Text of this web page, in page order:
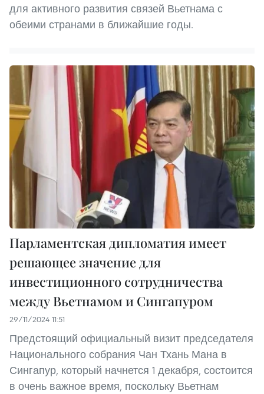
для активного развития связей Вьетнама с
обеими странами в ближайшие годы.
Парламентская дипломатия имеет
решающее значение для
инвестиционного сотрудничества
между Вьетнамом и Сингапуром
29/11/2024 11:51
Предстоящий официальный визит председателя
Национального собрания Чан Тхань Мана в
Сингапур, который начнется 1 декабря, состоится
в очень важное время, поскольку Вьетнам